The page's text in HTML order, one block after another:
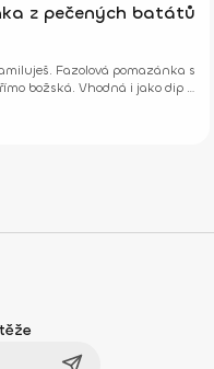
z pečených batátů
Fazolová pomazánka s
božská. Vhodná i jako dip k